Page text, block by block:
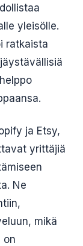
yleisölle.
ratkaista
ja Etsy,
yrittäjiä
Ne
mikä
on